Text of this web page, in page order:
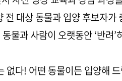
전 대상 동물과 입양 후보자
동물과 사람이 오랫동안 ‘반려
없다! 어떤 동물이든 입양해